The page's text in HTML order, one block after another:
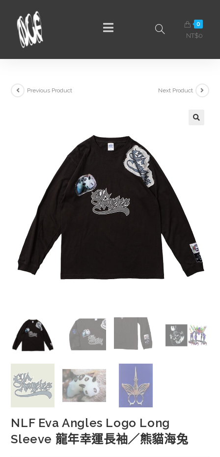
0
NT$0
Previous Product Next Product
NLF Eva Angles Logo Long
Sleeve 龍年幸運長袖／熊貓海兔